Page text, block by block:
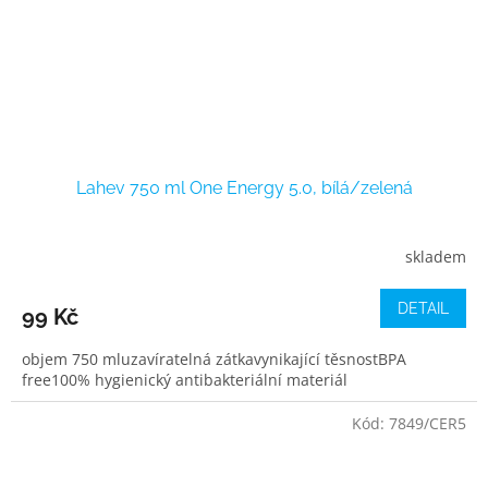
Lahev 750 ml One Energy 5.0, bílá/zelená
skladem
99 Kč DETAIL
objem 750 mluzavíratelná zátkavynikající těsnostBPA
free100% hygienický antibakteriální materiál
Kód: 7849/CER5